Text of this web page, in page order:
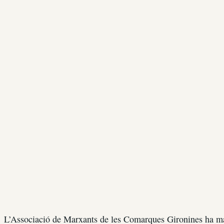
L’Associació de Marxants de les Comarques Gironines ha